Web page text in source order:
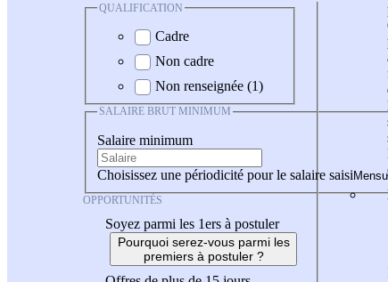
QUALIFICATION
Cadre
Non cadre
Non renseignée (1)
SALAIRE BRUT MINIMUM
Salaire minimum
Choisissez une périodicité pour le salaire saisi
OPPORTUNITÉS
Soyez parmi les 1ers à postuler
Pourquoi serez-vous parmi les
premiers à postuler ?